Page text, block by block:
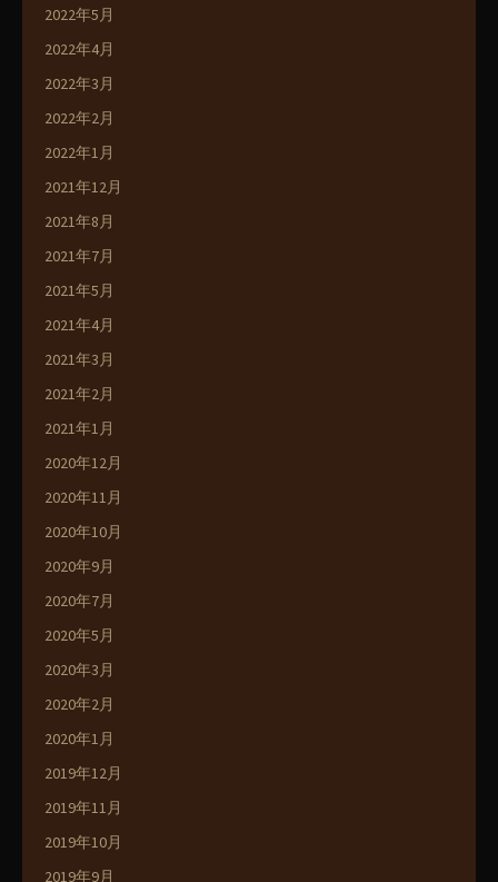
2022年5月
2022年4月
2022年3月
2022年2月
2022年1月
2021年12月
2021年8月
2021年7月
2021年5月
2021年4月
2021年3月
2021年2月
2021年1月
2020年12月
2020年11月
2020年10月
2020年9月
2020年7月
2020年5月
2020年3月
2020年2月
2020年1月
2019年12月
2019年11月
2019年10月
2019年9月